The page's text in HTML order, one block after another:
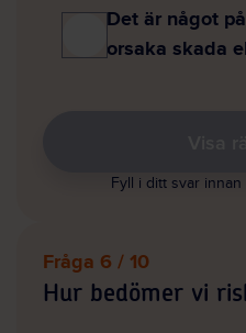
Det är något
orsaka skada
Fyll i ditt svar
Fråga 6 / 10
Hur bedömer vi